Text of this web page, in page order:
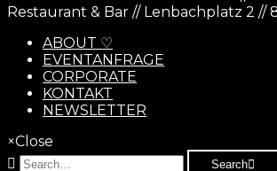
Restaurant & Bar // Lenbachplatz 2 //
ABOUT ♡
EVENTANFRAGE
CORPORATE
KONTAKT
NEWSLETTER
×Close
Search